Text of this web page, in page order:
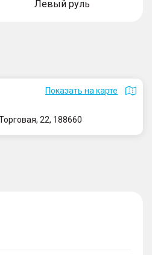
Левый руль
Показать на карте
22, 188660